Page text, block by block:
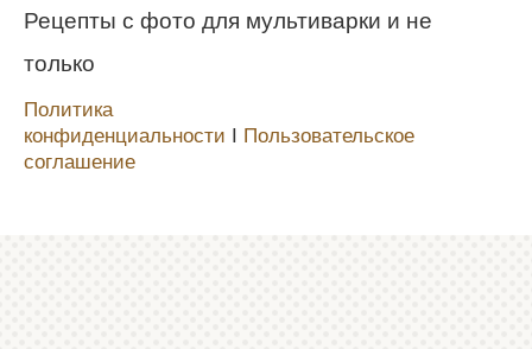
Рецепты с фото для мультиварки и не
только
Политика
конфиденциальности
Пользовательское
соглашение